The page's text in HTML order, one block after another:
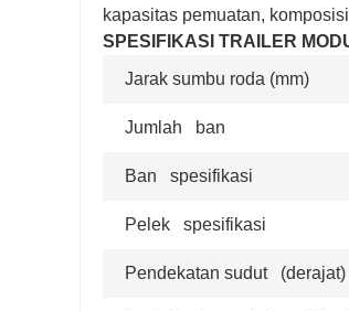
kapasitas pemuatan,
SPESIFIKASI TRAILER
Jarak sumbu roda (mm)
Jumlah ban
Ban spesifikasi
Pelek spesifikasi
Pendekatan sudut (derajat)